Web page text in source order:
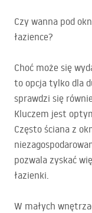
Czy wanna pod
łazience?
Choć może się
to opcja tylko dla
sprawdzi się
Kluczem jest
Często ściana z
pozwala zyskać
łazienki.
W małych